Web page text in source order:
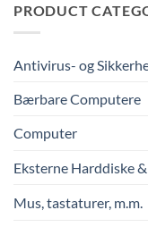
PRODUCT
Antivirus- og
Bærbare Computere
Computer
Eksterne Harddiske &
Mus, tastaturer, m.m.